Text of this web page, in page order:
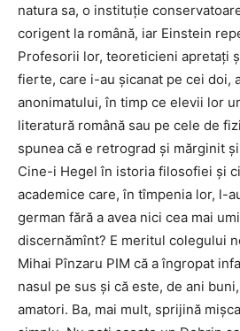
natura sa, o instituţie
corigent la română, iar Einstein
Profesorii lor, teoreticieni apretaţi
fierte, care i-au şicanat pe cei doi,
anonimatului, în timp ce elevii lor
literatură română sau pe cele de
spunea că e retrograd şi mărginit
Cine-i Hegel în istoria filosofiei şi
academice care, în tîmpenia lor, l-
german fără a avea nici cea mai
discernămînt? E meritul colegului
Mihai Pînzaru PIM că a îngropat
nasul pe sus şi că este, de ani
amatori. Ba, mai mult, sprijină